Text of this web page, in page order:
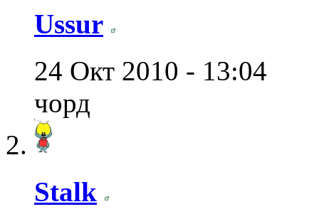
Ussur
24 Окт 2010 - 13:04
чорд
Stalk